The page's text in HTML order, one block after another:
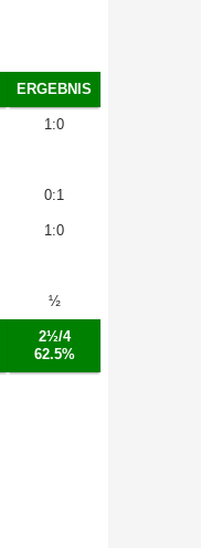
ERGEBNIS
1:0
0:1
1:0
½
2½/4
62.5%